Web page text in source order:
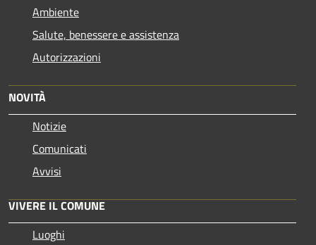
Ambiente
Salute, benessere e assistenza
Autorizzazioni
NOVITÀ
Notizie
Comunicati
Avvisi
VIVERE IL COMUNE
Luoghi